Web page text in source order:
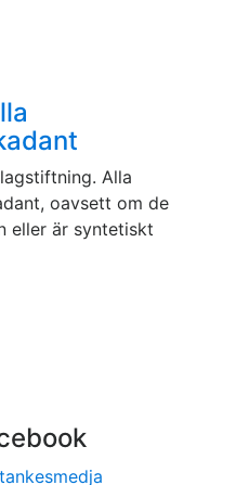
Alla
oavsett om de
eller är syntetiskt